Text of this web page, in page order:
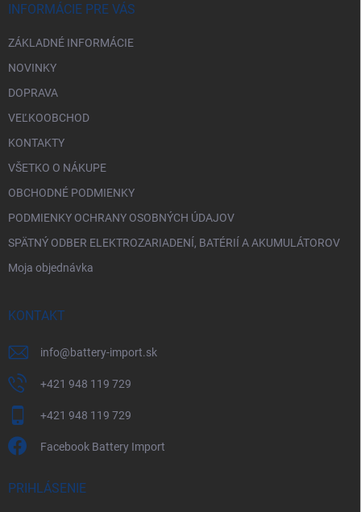
INFORMÁCIE PRE VÁS
ZÁKLADNÉ INFORMÁCIE
NOVINKY
DOPRAVA
VEĽKOOBCHOD
KONTAKTY
VŠETKO O NÁKUPE
OBCHODNÉ PODMIENKY
PODMIENKY OCHRANY OSOBNÝCH ÚDAJOV
SPÄTNÝ ODBER ELEKTROZARIADENÍ, BATÉRIÍ A AKUMULÁTOROV
Moja objednávka
KONTAKT
info@battery-import.sk
+421 948 119 729
+421 948 119 729
Facebook Battery Import
PRIHLÁSENIE